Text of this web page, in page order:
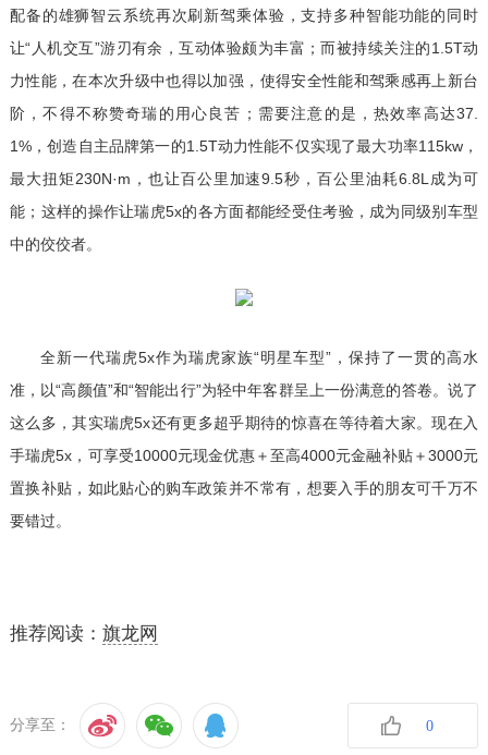
配备的雄狮智云系统再次刷新驾乘体验，支持多种智能功能的同时
让“人机交互”游刃有余，互动体验颇为丰富；而被持续关注的1.5T动
力性能，在本次升级中也得以加强，使得安全性能和驾乘感再上新台
阶，不得不称赞奇瑞的用心良苦；需要注意的是，热效率高达37.
1%，创造自主品牌第一的1.5T动力性能不仅实现了最大功率115kw，
最大扭矩230N·m，也让百公里加速9.5秒，百公里油耗6.8L成为可
能；这样的操作让瑞虎5x的各方面都能经受住考验，成为同级别车型
中的佼佼者。
全新一代瑞虎5x作为瑞虎家族“明星车型”，保持了一贯的高水
准，以“高颜值”和“智能出行”为轻中年客群呈上一份满意的答卷。说了
这么多，其实瑞虎5x还有更多超乎期待的惊喜在等待着大家。现在入
手瑞虎5x，可享受10000元现金优惠＋至高4000元金融补贴＋3000元
置换补贴，如此贴心的购车政策并不常有，想要入手的朋友可千万不
要错过。
推荐阅读： 旗龙网
分享至： 0